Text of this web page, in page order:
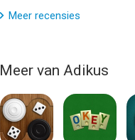
Meer recensies
Meer van Adikus